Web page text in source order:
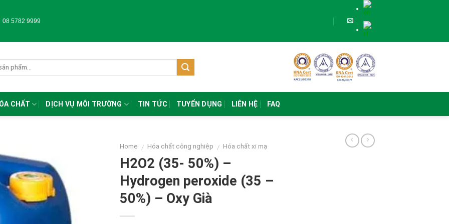
08 5782 9999
CHẤT DỊCH VỤ MÔI TRƯỜNG TIN TỨC TUYỂN DỤNG LIÊN HỆ FAQ
Home / Hóa chất công nghiệp / Hóa chất xi mạ
H2O2 (35- 50%) –
Hydrogen peroxide (35 –
50%) – Oxy Già